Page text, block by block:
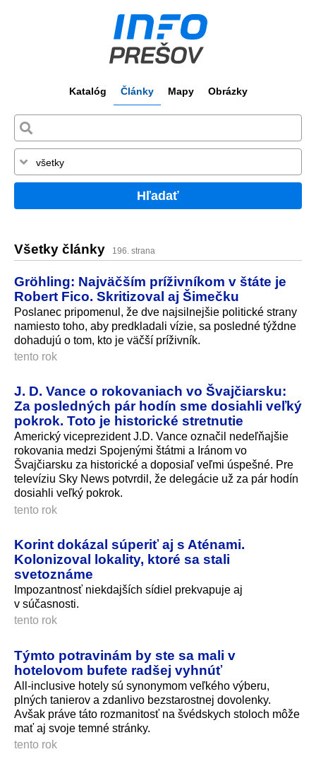
Katalóg Články Mapy Obrázky
Hľadať
Všetky články 196. strana
Gröhling: Najväčším príživníkom v štáte je
Robert Fico. Skritizoval aj Šimečku
Poslanec pripomenul, že dve najsilnejšie politické strany
namiesto toho, aby predkladali vízie, sa posledné týždne
dohadujú o tom, kto je väčší príživník.
tento rok
J. D. Vance o rokovaniach vo Švajčiarsku:
Za posledných pár hodín sme dosiahli veľký
pokrok. Toto je historické stretnutie
Americký viceprezident J.D. Vance označil nedeľňajšie
rokovania medzi Spojenými štátmi a Iránom vo
Švajčiarsku za historické a doposiaľ veľmi úspešné. Pre
televíziu Sky News potvrdil, že delegácie už za pár hodín
dosiahli veľký pokrok.
tento rok
Korint dokázal súperiť aj s Aténami.
Kolonizoval lokality, ktoré sa stali
svetoznáme
Impozantnosť niekdajších sídiel prekvapuje aj
v súčasnosti.
tento rok
Týmto potravinám by ste sa mali v
hotelovom bufete radšej vyhnúť
All-inclusive hotely sú synonymom veľkého výberu,
plných tanierov a zdanlivo bezstarostnej dovolenky.
Avšak práve táto rozmanitosť na švédskych stoloch môže
mať aj svoje temné stránky.
tento rok